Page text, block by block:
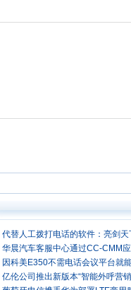
代替人工拨打电话的软件：亮剑天
华晨汽车客服中心通过CC-CMM
因科美E350不需电话会议平台就
亿伦公司推出新版本“智能外呼营